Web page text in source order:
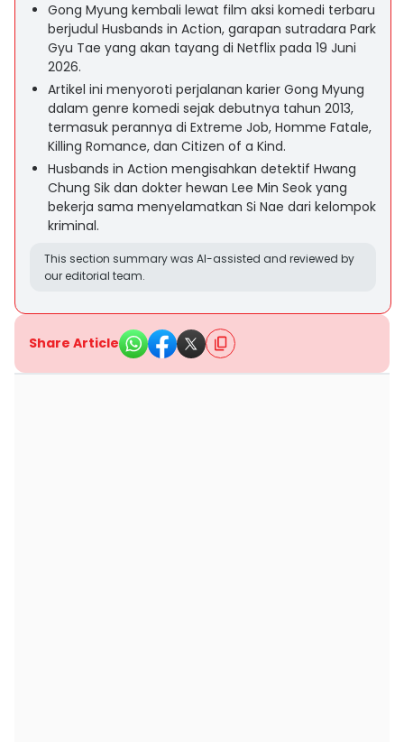
Gong Myung kembali lewat film aksi komedi terbaru
berjudul Husbands in Action, garapan sutradara Park
Gyu Tae yang akan tayang di Netflix pada 19 Juni
2026.
Artikel ini menyoroti perjalanan karier Gong Myung
dalam genre komedi sejak debutnya tahun 2013,
termasuk perannya di Extreme Job, Homme Fatale,
Killing Romance, dan Citizen of a Kind.
Husbands in Action mengisahkan detektif Hwang
Chung Sik dan dokter hewan Lee Min Seok yang
bekerja sama menyelamatkan Si Nae dari kelompok
kriminal.
This section summary was AI-assisted and reviewed by
our editorial team.
Share Article